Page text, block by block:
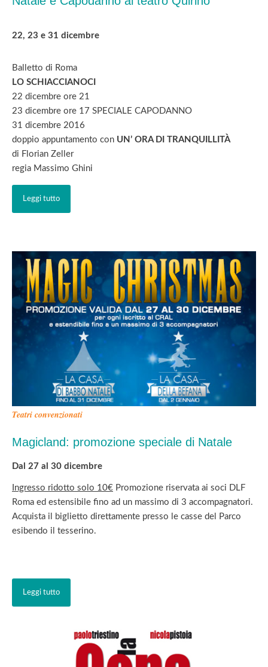
22, 23 e 31 dicembre
Balletto di Roma
LO SCHIACCIANOCI
22 dicembre ore 21
23 dicembre ore 17 SPECIALE CAPODANNO
31 dicembre 2016
doppio appuntamento con UN’ ORA DI TRANQUILLITÀ
di Florian Zeller
regia Massimo Ghini
Leggi tutto
Teatri convenzionati
Magicland: promozione speciale di Natale
Dal 27 al 30 dicembre
Ingresso ridotto solo 10€ Promozione riservata ai soci DLF
Roma ed estensibile fino ad un massimo di 3 accompagnatori.
Acquista il biglietto direttamente presso le casse del Parco
esibendo il tesserino.
Leggi tutto